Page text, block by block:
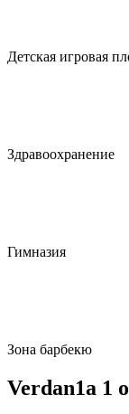
Детская игровая
Здравоохранение
Гимназия
Зона барбекю
Verdan1a 1